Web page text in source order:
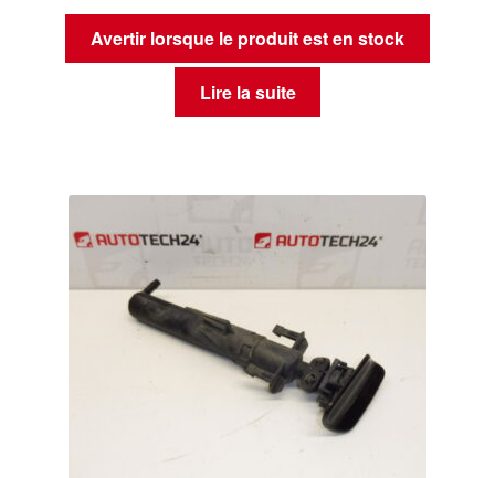
Avertir lorsque le produit est en stock
Lire la suite